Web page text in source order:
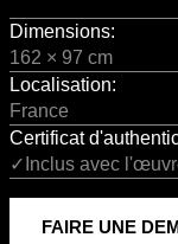
Dimensions:
162 × 97 cm
Localisation:
France
Certificat
✓Inclus avec
FAIRE UNE